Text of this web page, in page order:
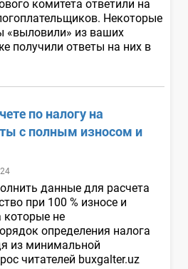
комитета ответили на
Некоторые
«выловили» из ваших
получили ответы на них в
по налогу на
с полным износом и
данные для расчета
при 100 % износе и
которые не
определения налога
из минимальной
читателей buxgalter.uz